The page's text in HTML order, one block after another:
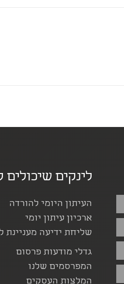
לינקים שיכולים
העיתון היומי להורדה
ארכיון עיתון יומי
שליחת ידיעה מעניינת
גדלי מודעות פרסום
המפרסמים שלנו
המלצות העסקים